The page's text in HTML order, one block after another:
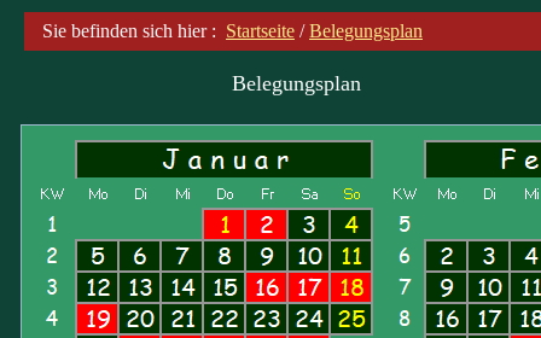
Sie befinden sich hier : Startseite /Belegungsplan
Belegungsplan